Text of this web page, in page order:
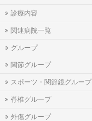
診療内容
関連病院一覧
グループ
関節グループ
スポーツ・関節鏡グループ
脊椎グループ
外傷グループ